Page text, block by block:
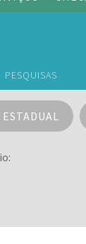
PESQUISAS
ESTADUAL